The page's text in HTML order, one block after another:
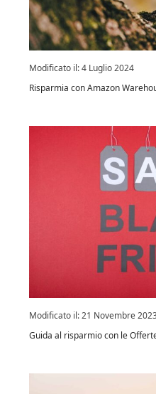
Modificato il:4 Luglio 2024
Risparmia con Amazon
Modificato il:21 Novembre
Guida al risparmio con le